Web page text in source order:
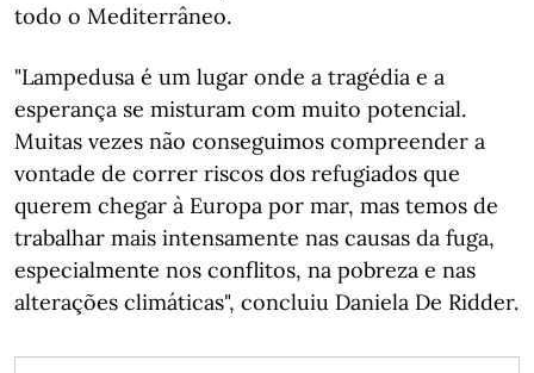
todo o Mediterrâneo.
"Lampedusa é um lugar onde a tragédia e a
esperança se misturam com muito potencial.
Muitas vezes não conseguimos compreender a
vontade de correr riscos dos refugiados que
querem chegar à Europa por mar, mas temos de
trabalhar mais intensamente nas causas da fuga,
especialmente nos conflitos, na pobreza e nas
alterações climáticas", concluiu Daniela De Ridder.